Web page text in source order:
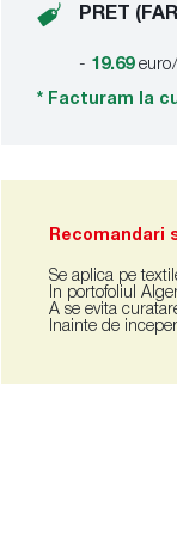
PRET
- 19.69
* Facturam la
Recomandari
Se aplica pe
In portofoliul
A se evita
Inainte de